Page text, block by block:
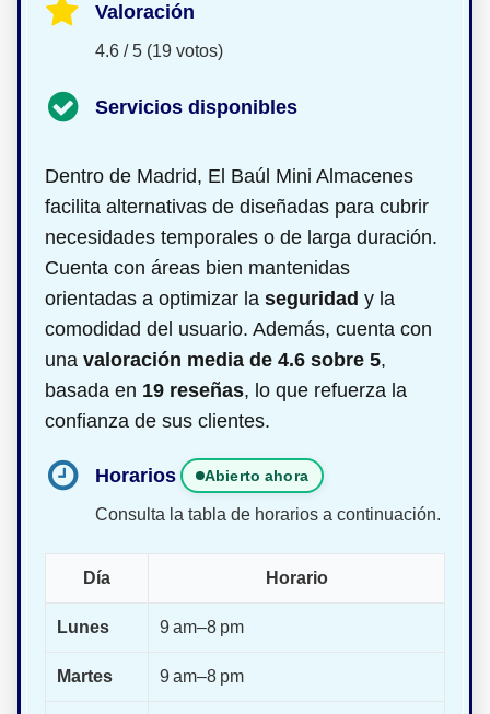
Valoración
4.6 / 5 (19 votos)
Servicios disponibles
Dentro de Madrid, El Baúl Mini Almacenes
facilita alternativas de diseñadas para cubrir
necesidades temporales o de larga duración.
Cuenta con áreas bien mantenidas
orientadas a optimizar la seguridad y la
comodidad del usuario. Además, cuenta con
una valoración media de 4.6 sobre 5,
basada en 19 reseñas, lo que refuerza la
confianza de sus clientes.
Horarios Abierto ahora
Consulta la tabla de horarios a continuación.
Día Horario
Lunes 9 am–8 pm
Martes 9 am–8 pm